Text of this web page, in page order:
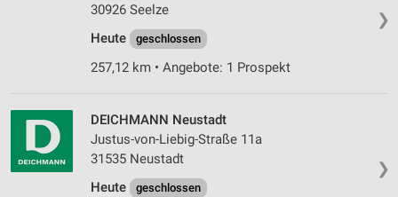
❯
30926 Seelze
Heute
geschlossen
257,12 km • Angebote: 1 Prospekt
❯
DEICHMANN Neustadt
Justus-von-Liebig-Straße 11a
31535 Neustadt
Heute
geschlossen